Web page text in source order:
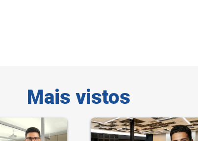
Mais vistos